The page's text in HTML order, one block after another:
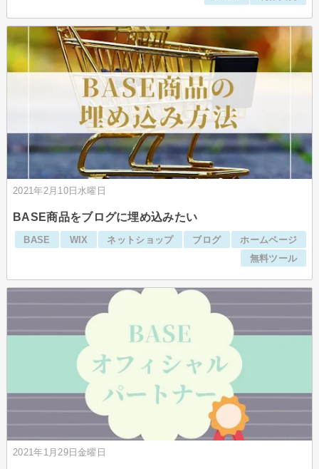
2021年2月10日水曜日
BASE商品をブログに埋め込みたい
BASE WIX ネットショップ ブログ
ホームページ
無料ツール
2021年1月29日金曜日